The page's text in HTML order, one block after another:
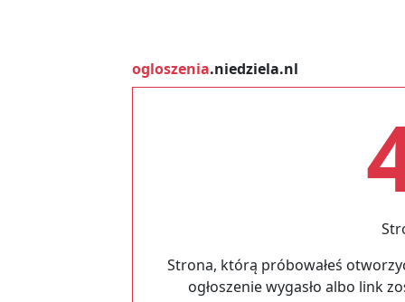
ogloszenia.niedziela.nl
Strona, którą próbowałeś
ogłoszenie wygasło albo link